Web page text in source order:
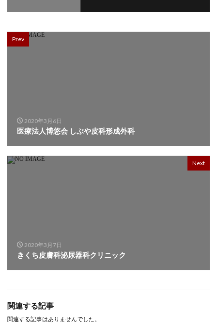
Prev
2020年3月6日
医療法人博悠会 しぶや皮科形成外科
Next
2020年3月7日
きくち皮膚科泌尿器科クリニック
関連する記事
関連する記事はありませんでした。